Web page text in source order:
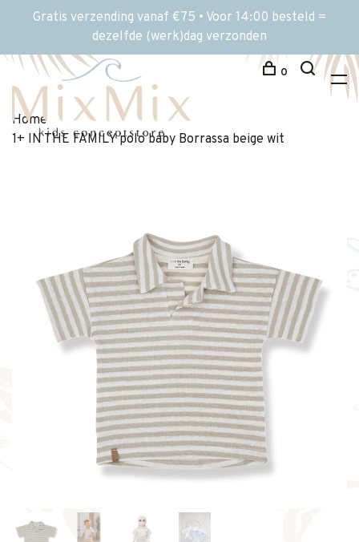
Gratis verzending vanaf €75 • Voor 14:00 besteld =
dezelfde (werk)dag verzonden
0
Home
1+ IN THE FAMILY polo baby Borrassa beige wit